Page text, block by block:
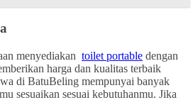
menyediakan toilet portable dengan
harga dan kualitas terbaik
di BatuBeling mempunyai banyak
sesuaikan sesuai kebutuhanmu. Jika